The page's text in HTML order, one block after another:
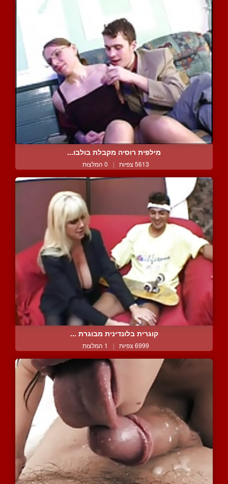
מילפית רוסיה מקבלת בולבו...
5613 צפיות | 0 המלצות
קוגרית בלונדינית מבוגרת ...
6999 צפיות | 1 המלצות